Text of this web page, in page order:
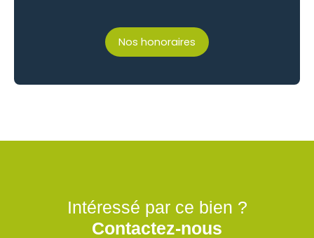
Nos honoraires
Intéressé par ce bien ?
Contactez-nous